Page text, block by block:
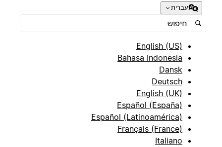
עברית
English (US)
Bahasa Indonesia
Dansk
Deutsch
English (UK)
Español (España)
Español (Latinoamérica)
Français (France)
Italiano